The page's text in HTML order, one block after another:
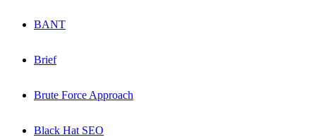
BANT
Brief
Brute Force Approach
Black Hat SEO